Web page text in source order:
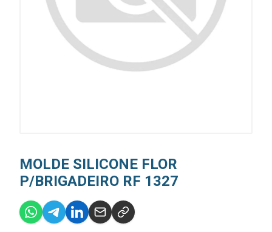
MOLDE SILICONE FLOR
P/BRIGADEIRO RF 1327